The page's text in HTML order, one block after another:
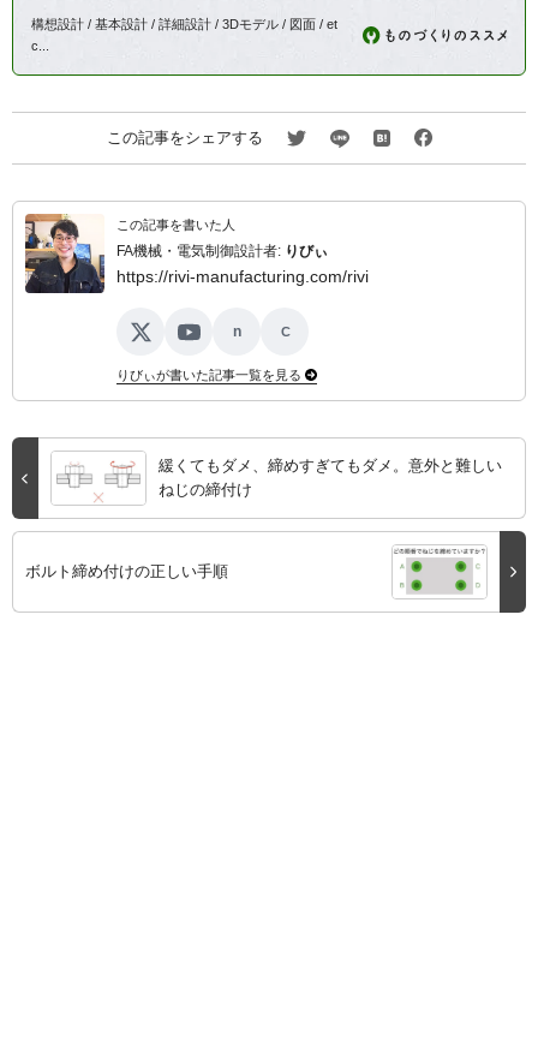
構想設計 / 基本設計 / 詳細設計 / 3Dモデル / 図面 / et
c...
この記事をシェアする
この記事を書いた人
FA機械・電気制御設計者: りびぃ
https://rivi-manufacturing.com/rivi
X YouTube
n C
りびぃが書いた記事一覧を見る
緩くてもダメ、締めすぎてもダメ。意外と難しい
ねじの締付け
ボルト締め付けの正しい手順